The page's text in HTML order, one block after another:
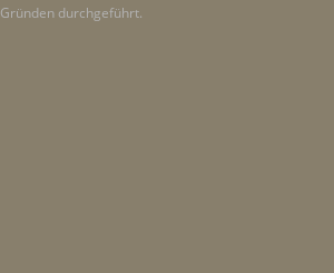
durchgeführt.